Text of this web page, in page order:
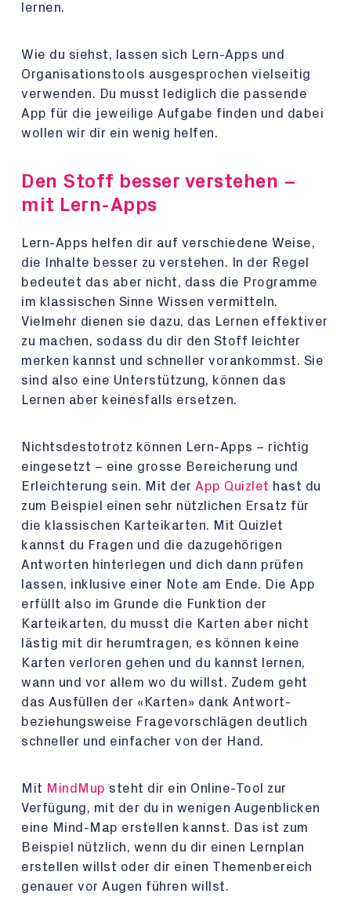
lernen.
Wie du siehst, lassen sich Lern-Apps und
Organisationstools ausgesprochen vielseitig
verwenden. Du musst lediglich die passende
App für die jeweilige Aufgabe finden und dabei
wollen wir dir ein wenig helfen.
Den Stoff besser verstehen –
mit Lern-Apps
Lern-Apps helfen dir auf verschiedene Weise,
die Inhalte besser zu verstehen. In der Regel
bedeutet das aber nicht, dass die Programme
im klassischen Sinne Wissen vermitteln.
Vielmehr dienen sie dazu, das Lernen effektiver
zu machen, sodass du dir den Stoff leichter
merken kannst und schneller vorankommst. Sie
sind also eine Unterstützung, können das
Lernen aber keinesfalls ersetzen.
Nichtsdestotrotz können Lern-Apps – richtig
eingesetzt – eine grosse Bereicherung und
Erleichterung sein. Mit der App Quizlet hast du
zum Beispiel einen sehr nützlichen Ersatz für
die klassischen Karteikarten. Mit Quizlet
kannst du Fragen und die dazugehörigen
Antworten hinterlegen und dich dann prüfen
lassen, inklusive einer Note am Ende. Die App
erfüllt also im Grunde die Funktion der
Karteikarten, du musst die Karten aber nicht
lästig mit dir herumtragen, es können keine
Karten verloren gehen und du kannst lernen,
wann und vor allem wo du willst. Zudem geht
das Ausfüllen der «Karten» dank Antwort-
beziehungsweise Fragevorschlägen deutlich
schneller und einfacher von der Hand.
Mit MindMup steht dir ein Online-Tool zur
Verfügung, mit der du in wenigen Augenblicken
eine Mind-Map erstellen kannst. Das ist zum
Beispiel nützlich, wenn du dir einen Lernplan
erstellen willst oder dir einen Themenbereich
genauer vor Augen führen willst.